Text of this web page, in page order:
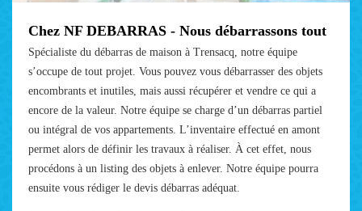
Chez NF DEBARRAS - Nous débarrassons tout
Spécialiste du débarras de maison à Trensacq, notre équipe
s’occupe de tout projet. Vous pouvez vous débarrasser des objets
encombrants et inutiles, mais aussi récupérer et vendre ce qui a
encore de la valeur. Notre équipe se charge d’un débarras partiel
ou intégral de vos appartements. L’inventaire effectué en amont
permet alors de définir les travaux à réaliser. À cet effet, nous
procédons à un listing des objets à enlever. Notre équipe pourra
ensuite vous rédiger le devis débarras adéquat.